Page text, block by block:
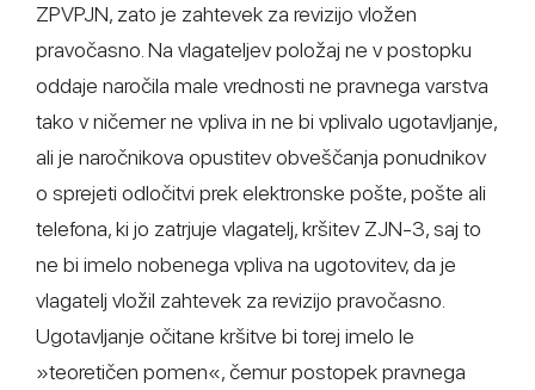
ZPVPJN, zato je zahtevek za revizijo vložen
pravočasno. Na vlagateljev položaj ne v postopku
oddaje naročila male vrednosti ne pravnega varstva
tako v ničemer ne vpliva in ne bi vplivalo ugotavljanje,
ali je naročnikova opustitev obveščanja ponudnikov
o sprejeti odločitvi prek elektronske pošte, pošte ali
telefona, ki jo zatrjuje vlagatelj, kršitev ZJN-3, saj to
ne bi imelo nobenega vpliva na ugotovitev, da je
vlagatelj vložil zahtevek za revizijo pravočasno.
Ugotavljanje očitane kršitve bi torej imelo le
»teoretičen pomen«, čemur postopek pravnega